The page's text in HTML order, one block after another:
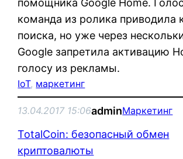
помощника Google Home.
команда из ролика приводила
поиска, но уже через
Google запретила активацию
голосу из рекламы.
IoT, маркетинг
13.04.2017 15:06adminМаркетинг
TotalCoin: безопасный обмен
криптовалюты